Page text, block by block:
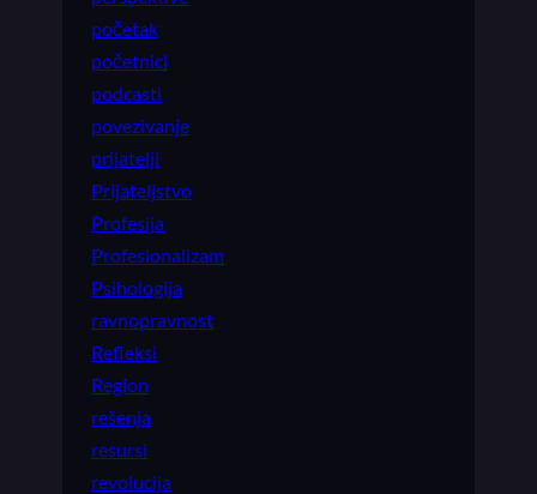
početak
početnici
podcasti
povezivanje
prijatelji
Prijateljstvo
Profesija
Profesionalizam
Psihologija
ravnopravnost
Refleksi
Region
rešenja
resursi
revolucija